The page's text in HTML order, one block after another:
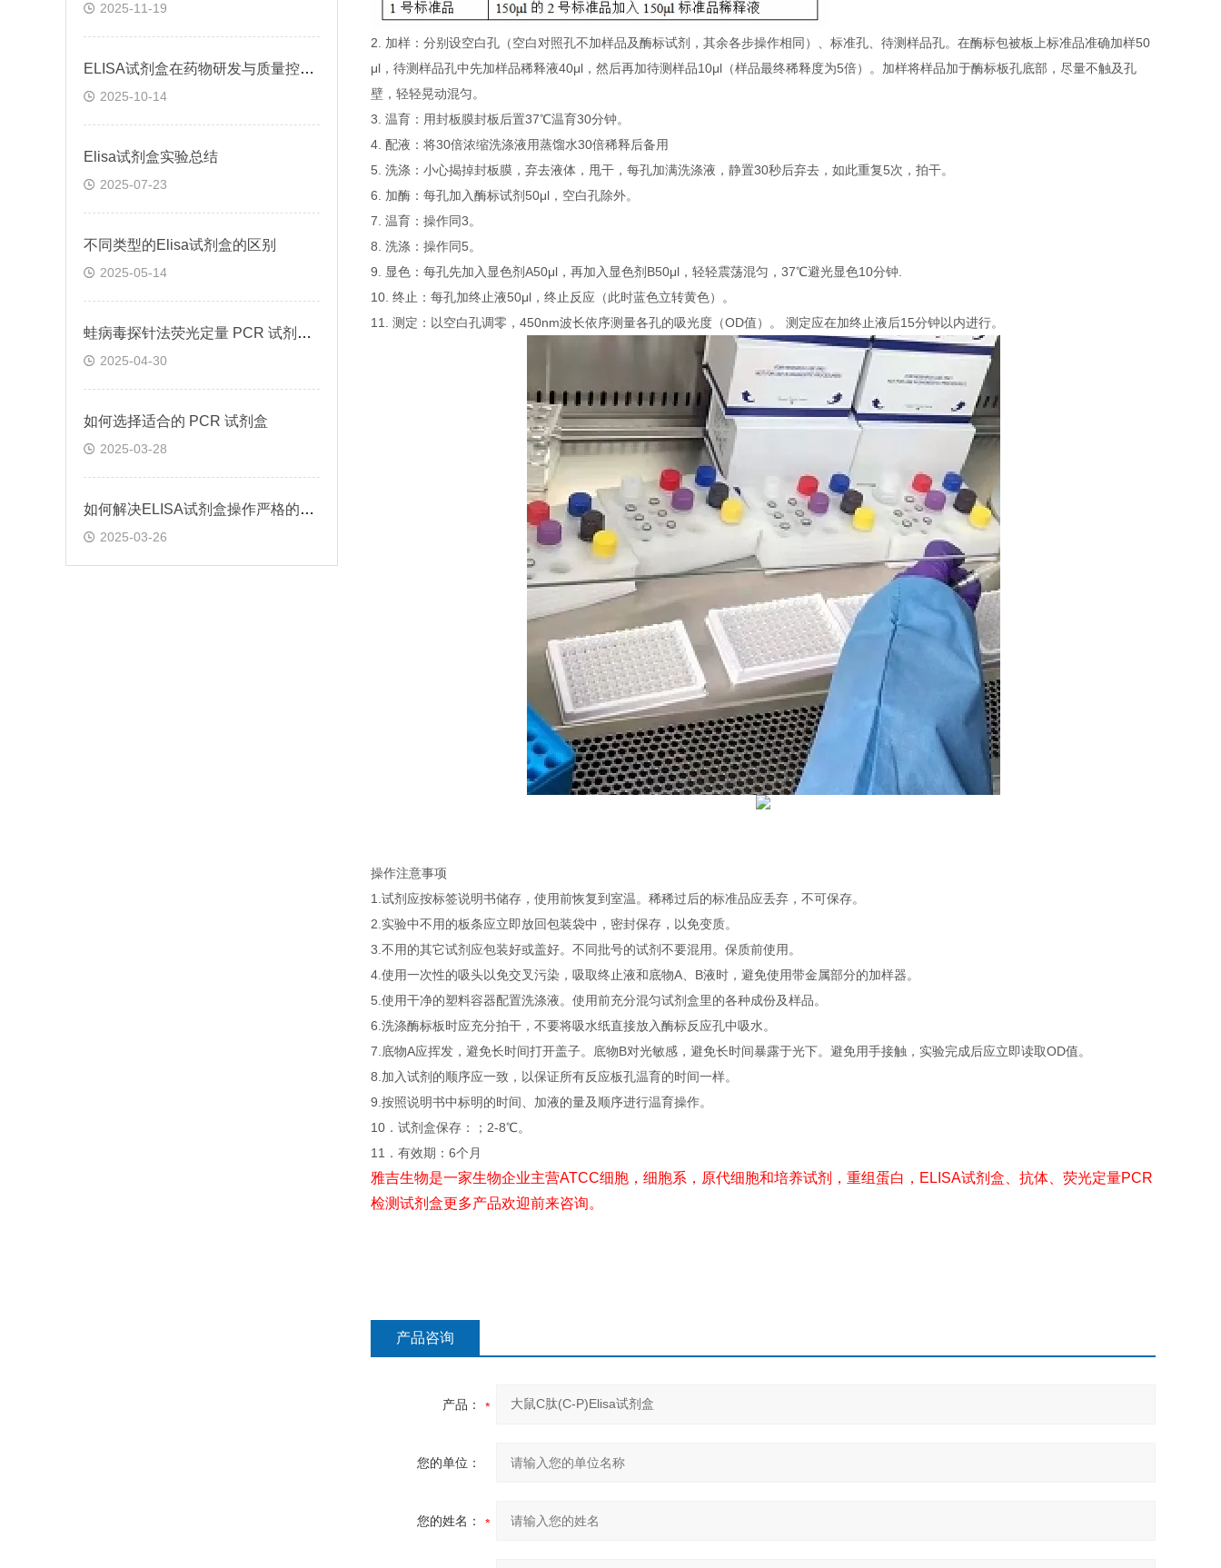
2025-11-19
ELISA试剂盒在药物研发与质量控制中的应用实践
2025-10-14
Elisa试剂盒实验总结
2025-07-23
不同类型的Elisa试剂盒的区别
2025-05-14
蛙病毒探针法荧光定量 PCR 试剂盒定量定性检测
2025-04-30
如何选择适合的 PCR 试剂盒
2025-03-28
如何解决ELISA试剂盒操作严格的问题
2025-03-26
2. 加样：分别设空白孔（空白对照孔不加样品及酶标试剂，其余各步操作相同）、标准孔、待测样品孔。在酶标包被板上标准品准确加样50
μl，待测样品孔中先加样品稀释液40μl，然后再加待测样品10μl（样品最终稀释度为5倍）。加样将样品加于酶标板孔底部，尽量不触及孔
壁，轻轻晃动混匀。
3. 温育：用封板膜封板后置37℃温育30分钟。
4. 配液：将30倍浓缩洗涤液用蒸馏水30倍稀释后备用
5. 洗涤：小心揭掉封板膜，弃去液体，甩干，每孔加满洗涤液，静置30秒后弃去，如此重复5次，拍干。
6. 加酶：每孔加入酶标试剂50μl，空白孔除外。
7. 温育：操作同3。
8. 洗涤：操作同5。
9. 显色：每孔先加入显色剂A50μl，再加入显色剂B50μl，轻轻震荡混匀，37℃避光显色10分钟.
10. 终止：每孔加终止液50μl，终止反应（此时蓝色立转黄色）。
11. 测定：以空白孔调零，450nm波长依序测量各孔的吸光度（OD值）。 测定应在加终止液后15分钟以内进行。
操作注意事项
1.试剂应按标签说明书储存，使用前恢复到室温。稀稀过后的标准品应丢弃，不可保存。
2.实验中不用的板条应立即放回包装袋中，密封保存，以免变质。
3.不用的其它试剂应包装好或盖好。不同批号的试剂不要混用。保质前使用。
4.使用一次性的吸头以免交叉污染，吸取终止液和底物A、B液时，避免使用带金属部分的加样器。
5.使用干净的塑料容器配置洗涤液。使用前充分混匀试剂盒里的各种成份及样品。
6.洗涤酶标板时应充分拍干，不要将吸水纸直接放入酶标反应孔中吸水。
7.底物A应挥发，避免长时间打开盖子。底物B对光敏感，避免长时间暴露于光下。避免用手接触，实验完成后应立即读取OD值。
8.加入试剂的顺序应一致，以保证所有反应板孔温育的时间一样。
9.按照说明书中标明的时间、加液的量及顺序进行温育操作。
10．试剂盒保存：；2-8℃。
11．有效期：6个月
雅吉生物是一家生物企业主营ATCC细胞，细胞系，原代细胞和培养试剂，重组蛋白，ELISA试剂盒、抗体、荧光定量PCR
检测试剂盒更多产品欢迎前来咨询。
产品咨询
产品：
您的单位：
您的姓名：